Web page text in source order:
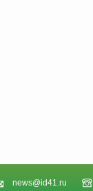
news@id41.ru